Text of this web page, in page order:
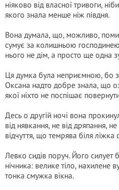
ніяково від власної тривоги,
якого знала менше ніж півдня.
Вона думала, що, можливо,
сумує за колишньою
нього не дім, а просто ще одна
Ця думка була неприємною, бо
Оксана надто добре знала, що
якої ніхто не поспішає
Десь о другій ночі вона
від нявкання, не від дряпання,
відчуття, що темрява біля
Левко сидів поруч. Його силует
нічника: велике тіло, нахилене
тонка смужка вікна.